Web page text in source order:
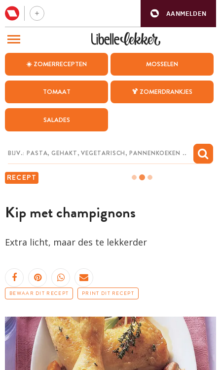
AANMELDEN
☀️ ZOMERRECEPTEN MOSSELEN
TOMAAT 🍹 ZOMERDRANKJES
SALADES
RECEPT
Kip met champignons
Extra licht, maar des te lekkerder
BEWAAR DIT RECEPT PRINT DIT RECEPT
BEZOEK ONZE ANDERE WEBSITES
WEEKMENU
CHAT MET MAIA
MIJN BEWAARDE RECEPTEN